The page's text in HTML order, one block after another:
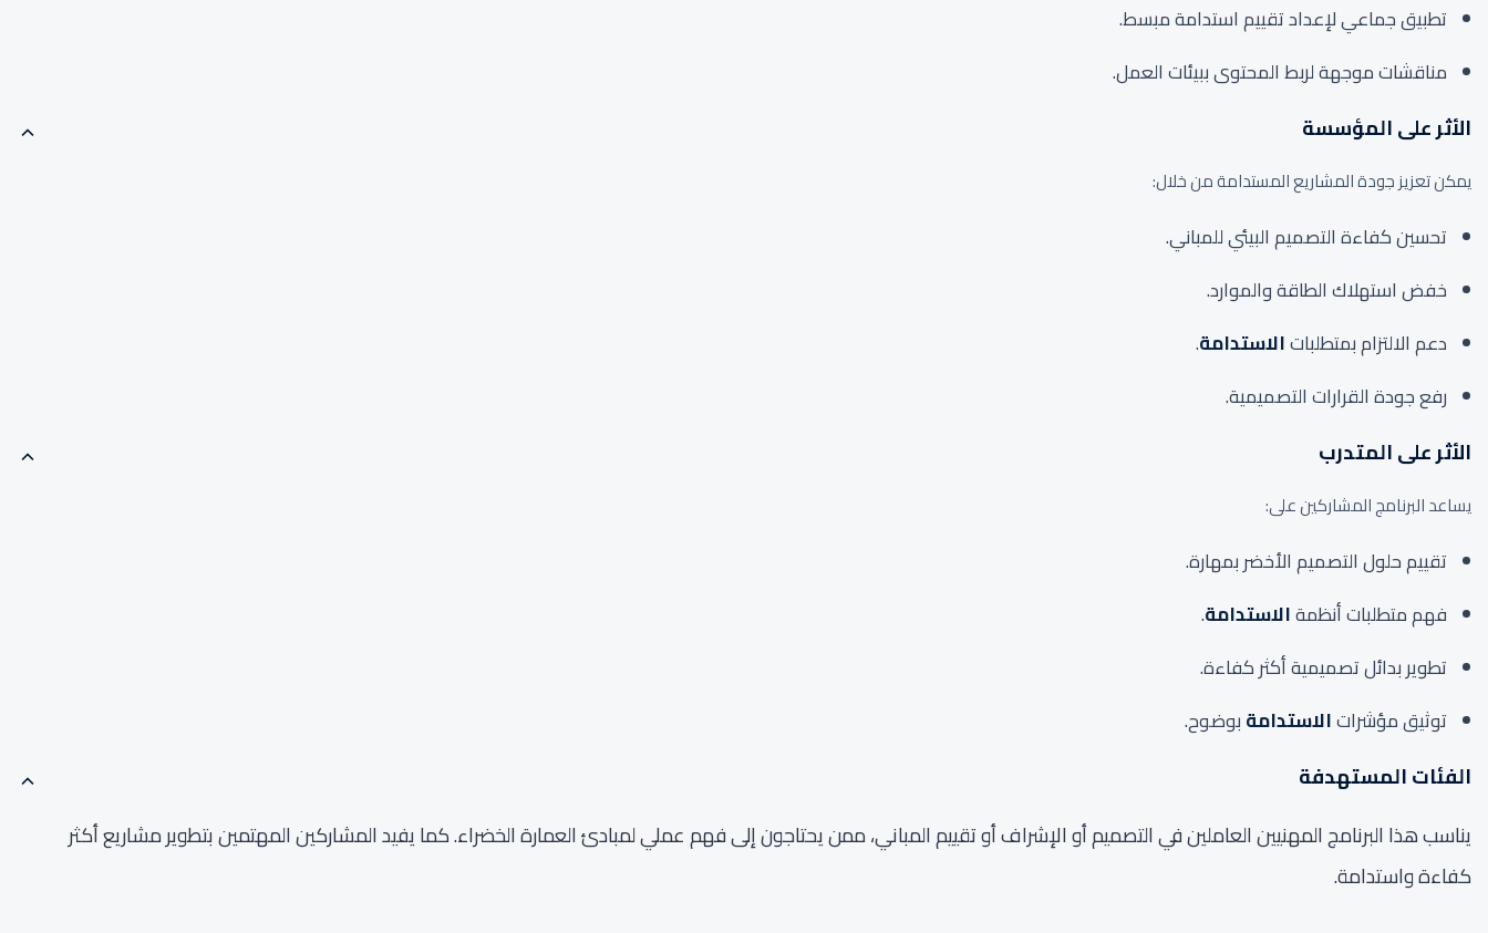
تطبيق جماعي لإعداد تقييم استدامة مبسط.
مناقشات موجهة لربط المحتوى ببيئات العمل.
الأثر على المؤسسة
يمكن تعزيز جودة المشاريع المستدامة من خلال:
تحسين كفاءة التصميم البيئي للمباني.
خفض استهلاك الطاقة والموارد.
دعم الالتزام بمتطلباتالاستدامة.
رفع جودة القرارات التصميمية.
الأثر على المتدرب
يساعد البرنامج المشاركين على:
تقييم حلول التصميم الأخضر بمهارة.
فهم متطلبات أنظمةالاستدامة.
تطوير بدائل تصميمية أكثر كفاءة.
توثيق مؤشراتالاستدامةبوضوح.
الفئات المستهدفة
يناسب هذا البرنامج المهنيين العاملين في التصميم أو الإشراف أو تقييم المباني، ممن يحتاجون إلى فهم عملي لمبادئ العمارة الخضراء. كما يفيد المشاركين المهتمين بتطوير مشاريع أكثر
كفاءة واستدامة.